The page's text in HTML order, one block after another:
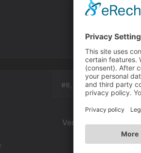
#6, by SimonS
Versuch mal 1ms